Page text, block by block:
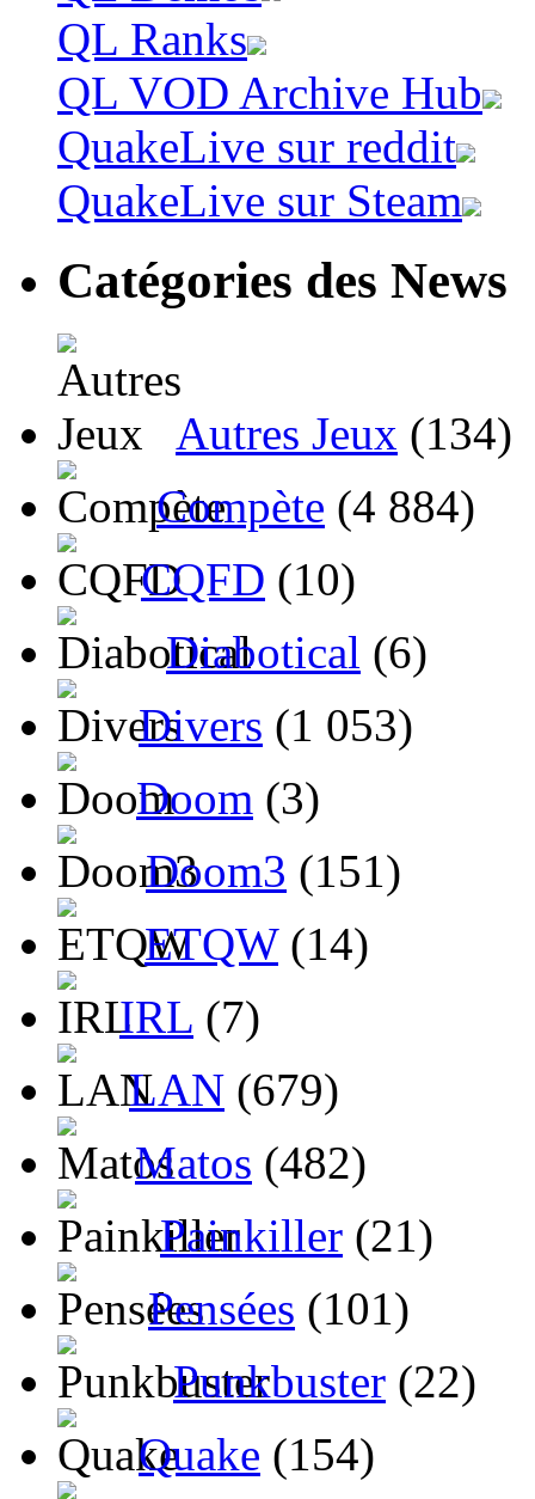
QL Ranks
QL VOD Archive Hub
QuakeLive sur reddit
QuakeLive sur Steam
Catégories des News
Autres Jeux (134)
Compète (4 884)
CQFD (10)
Diabotical (6)
Divers (1 053)
Doom (3)
Doom3 (151)
ETQW(14)
IRL (7)
LAN (679)
Matos (482)
Painkiller (21)
Pensées (101)
Punkbuster (22)
Quake (154)